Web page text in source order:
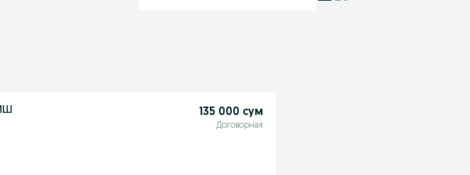
135 000 сум
Договорная